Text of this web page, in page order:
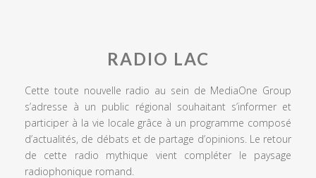
RADIO LAC
Cette toute nouvelle radio au sein de MediaOne Group
s’adresse à un public régional souhaitant s’informer et
participer à la vie locale grâce à un programme composé
d’actualités, de débats et de partage d’opinions. Le retour
de cette radio mythique vient compléter le paysage
radiophonique romand.